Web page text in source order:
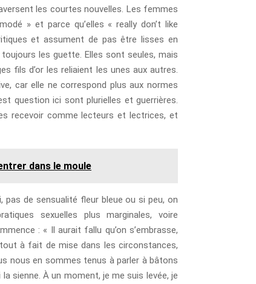
les courtes nouvelles. Les femmes
» et parce qu’elles « really don’t like
et assument de pas être lisses en
les guette. Elles sont seules, mais
fils d’or les reliaient les unes aux autres.
car elle ne correspond plus aux normes
question ici sont plurielles et guerrières.
recevoir comme lecteurs et lectrices, et
dans le moule
de sensualité fleur bleue ou si peu, on
sexuelles plus marginales, voire
: « Il aurait fallu qu’on s’embrasse,
tout à fait de mise dans les circonstances,
nous en sommes tenus à parler à bâtons
sienne. À un moment, je me suis levée, je